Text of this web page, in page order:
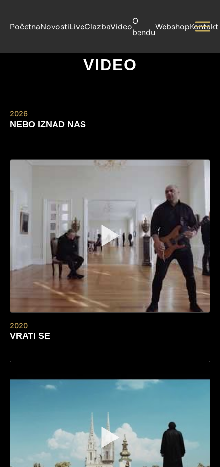
PočetnaNovostiLiveGlazbaVideo
O
bendu
WebshopKontakt
VIDEO
2026
NEBO IZNAD NAS
▶
2020
VRATI SE
▶